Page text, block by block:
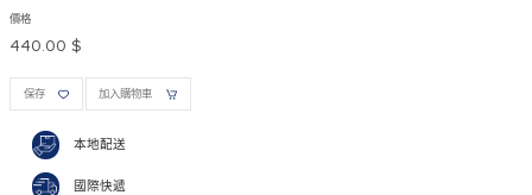
價格
440.00 $
保存 加入購物車
本地配送
國際快遞